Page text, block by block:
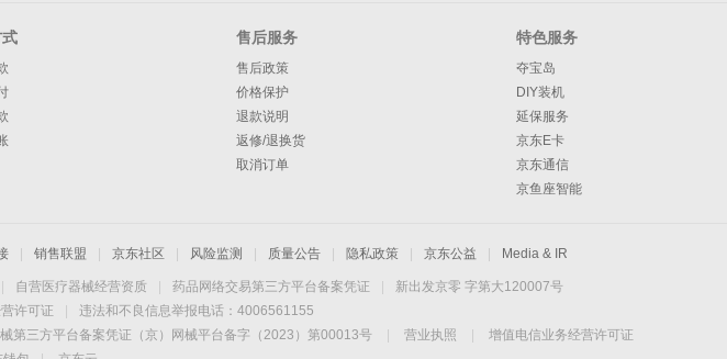
售后服务
售后政策
价格保护
退款说明
返修/退换货
取消订单
特色服务
夺宝岛
DIY装机
延保服务
京东E卡
京东通信
京鱼座智能
销售联盟 京东社区 风险监测 质量公告 隐私政策 京东公益 Media & IR
自营医疗器械经营资质 药品网络交易第三方平台备案凭证
新出发京零 字第大120007号
许可证
违法和不良信息举报电话：4006561155
械第三方平台备案凭证（京）网械平台备字（2023）第00013号 营业执照
增值电信业务经营许可证